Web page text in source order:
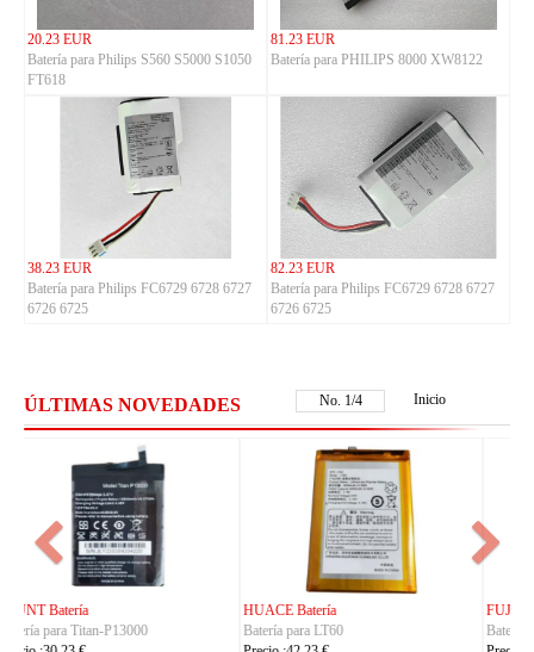
20.23 EUR
Batería para Philips S560 S5000 S1050
FT618
81.23 EUR
Batería para PHILIPS 8000 XW8122
38.23 EUR
Batería para Philips FC6729 6728 6727
6726 6725
82.23 EUR
Batería para Philips FC6729 6728 6727
6726 6725
ÚLTIMAS NOVEDADES No. 2/4 Inicio
FUJITSU Batería
Batería para RA07503-1091
FUJITSU Batería
Batería para RA07504-1091